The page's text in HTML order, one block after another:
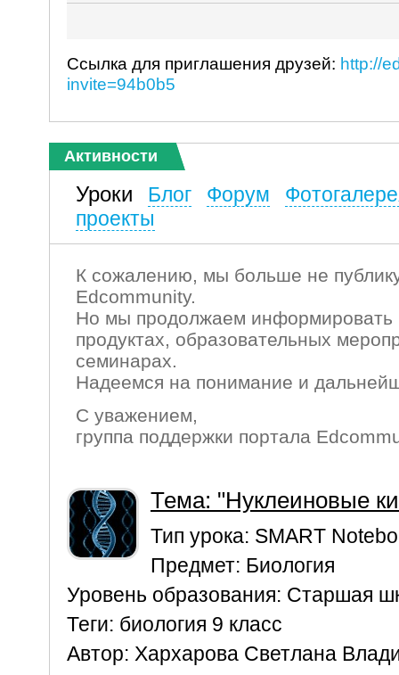
Ссылка для приглашения друзей: http://
invite=94b0b5
Активности
Уроки Блог Форум
проекты
К сожалению, мы больше не
Edcommunity.
Но мы продолжаем информировать
продуктах, образовательных
семинарах.
Надеемся на понимание и
С уважением,
группа поддержки портала
Тема: "Нуклеиновые
Тип урока: SMART
Предмет: Биология
Уровень образования: Старшая
Теги: биология 9 класс
Автор: Хархарова Светлана